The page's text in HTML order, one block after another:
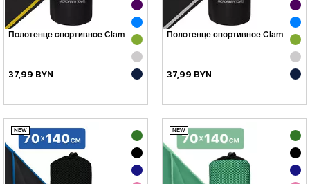
Полотенце спортивное Clam
37,99 BYN
Полотенце спортивное Clam
37,99 BYN